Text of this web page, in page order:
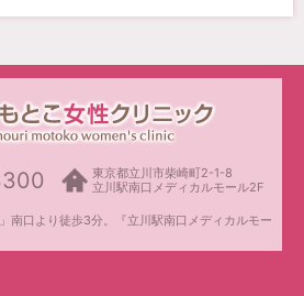
東京都立川市柴崎町2-1-8
立川駅南口メディカルモール2F
南口より徒歩3分。『立川駅南口メディカルモー